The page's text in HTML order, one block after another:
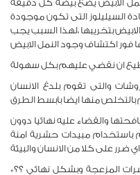
الابيض يضع بيضه كل دقيقة
السيليلوز التى تكون موجودة
بتخريبها ،لهذا السبب يجب
والتى تقوم بلدغ الانسان
والقضاء عليه نهائيا دوون
باستخدام مبيدات حشرية امنة
ضرر على كلا من الانسان والبيئة
*هل تريد عزيزي الزائر ان تقضي على الحشرات المزعجة وبشكل نهائي ؟؟